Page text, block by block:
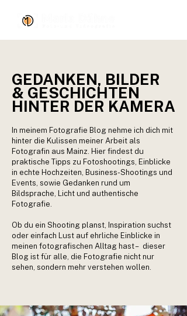
GEDANKEN, BILDER
& GESCHICHTEN
HINTER DER KAMERA
In meinem Fotografie Blog nehme ich dich mit
hinter die Kulissen meiner Arbeit als
Fotografin aus Mainz. Hier findest du
praktische Tipps zu Fotoshootings, Einblicke
in echte Hochzeiten, Business-Shootings und
Events, sowie Gedanken rund um
Bildsprache, Licht und authentische
Fotografie.
Ob du ein Shooting planst, Inspiration suchst
oder einfach Lust auf ehrliche Einblicke in
meinen fotografischen Alltag hast – dieser
Blog ist für alle, die Fotografie nicht nur
sehen, sondern mehr verstehen wollen.